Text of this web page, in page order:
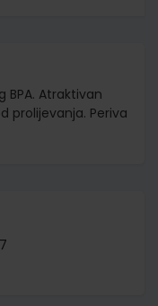
BPA. Atraktivan
prolijevanja. Periva